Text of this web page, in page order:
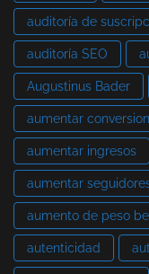
auditoría de
auditoría SEO
Augustinus Bader
aumentar
aumentar ingresos
aumentar
aumento de peso
autenticidad